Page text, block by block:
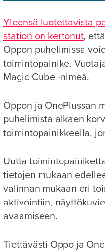
Yleensä luotettavista
station on kertonut,
Oppon puhelimissa
toimintopainike.
Magic Cube -nimeä.
Oppon ja OnePlussan
puhelimista alkaen
toimintopainikkeella,
Uutta
tietojen mukaan
valinnan mukaan eri
aktivointiin,
avaamiseen.
Tiettävästi Oppo ja